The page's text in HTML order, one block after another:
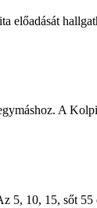
előadását
A
5, 10, 15, sőt